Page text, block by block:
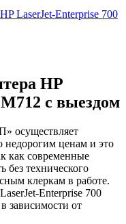
LaserJet-Enterprise 700
HP
с выездом
осуществляет
ценам и это
как современные
без технического
клеркам в работе.
Enterprise 700
зависимости от